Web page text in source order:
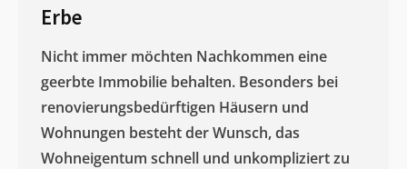
Erbe
Nicht immer möchten Nachkommen eine
geerbte Immobilie behalten. Besonders bei
renovierungsbedürftigen Häusern und
Wohnungen besteht der Wunsch, das
Wohneigentum schnell und unkompliziert zu